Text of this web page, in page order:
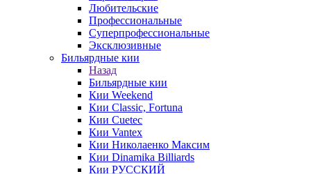
Любительские
Профессиональные
Суперпрофессиональные
Эксклюзивные
Бильярдные кии
Назад
Бильярдные кии
Кии Weekend
Кии Classic, Fortuna
Кии Cuetec
Кии Vantex
Кии Николаенко Максим
Кии Dinamika Billiards
Кии РУССКИЙ